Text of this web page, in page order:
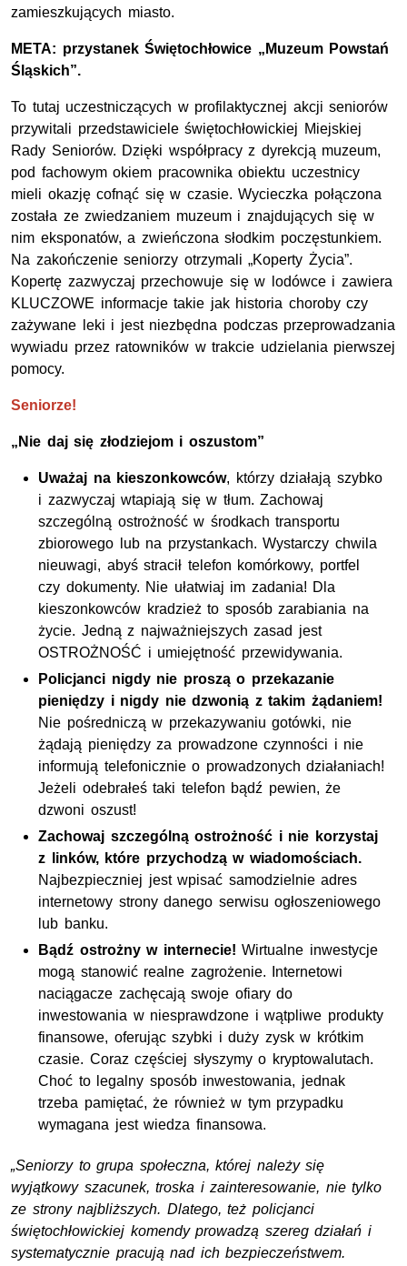
zamieszkujących miasto.
META: przystanek Świętochłowice „Muzeum Powstań
Śląskich”.
To tutaj uczestniczących w profilaktycznej akcji seniorów
przywitali przedstawiciele świętochłowickiej Miejskiej
Rady Seniorów. Dzięki współpracy z dyrekcją muzeum,
pod fachowym okiem pracownika obiektu uczestnicy
mieli okazję cofnąć się w czasie. Wycieczka połączona
została ze zwiedzaniem muzeum i znajdujących się w
nim eksponatów, a zwieńczona słodkim poczęstunkiem.
Na zakończenie seniorzy otrzymali „Koperty Życia”.
Kopertę zazwyczaj przechowuje się w lodówce i zawiera
KLUCZOWE informacje takie jak historia choroby czy
zażywane leki i jest niezbędna podczas przeprowadzania
wywiadu przez ratowników w trakcie udzielania pierwszej
pomocy.
Seniorze!
„Nie daj się złodziejom i oszustom”
Uważaj na kieszonkowców, którzy działają szybko
i zazwyczaj wtapiają się w tłum. Zachowaj
szczególną ostrożność w środkach transportu
zbiorowego lub na przystankach. Wystarczy chwila
nieuwagi, abyś stracił telefon komórkowy, portfel
czy dokumenty. Nie ułatwiaj im zadania! Dla
kieszonkowców kradzież to sposób zarabiania na
życie. Jedną z najważniejszych zasad jest
OSTROŻNOŚĆ i umiejętność przewidywania.
Policjanci nigdy nie proszą o przekazanie
pieniędzy i nigdy nie dzwonią z takim żądaniem!
Nie pośredniczą w przekazywaniu gotówki, nie
żądają pieniędzy za prowadzone czynności i nie
informują telefonicznie o prowadzonych działaniach!
Jeżeli odebrałeś taki telefon bądź pewien, że
dzwoni oszust!
Zachowaj szczególną ostrożność i nie korzystaj
z linków, które przychodzą w wiadomościach.
Najbezpieczniej jest wpisać samodzielnie adres
internetowy strony danego serwisu ogłoszeniowego
lub banku.
Bądź ostrożny w internecie! Wirtualne inwestycje
mogą stanowić realne zagrożenie. Internetowi
naciągacze zachęcają swoje ofiary do
inwestowania w niesprawdzone i wątpliwe produkty
finansowe, oferując szybki i duży zysk w krótkim
czasie. Coraz częściej słyszymy o kryptowalutach.
Choć to legalny sposób inwestowania, jednak
trzeba pamiętać, że również w tym przypadku
wymagana jest wiedza finansowa.
„Seniorzy to grupa społeczna, której należy się
wyjątkowy szacunek, troska i zainteresowanie, nie tylko
ze strony najbliższych. Dlatego, też policjanci
świętochłowickiej komendy prowadzą szereg działań i
systematycznie pracują nad ich bezpieczeństwem.